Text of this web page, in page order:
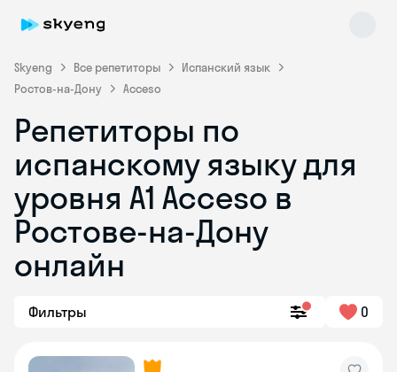
Skyeng Все репетиторы
Испанский язык
Ростов-на-Дону
Acceso
Репетиторы по
испанскому языку для
уровня A1 Acceso в
Ростове-на-Дону
онлайн
Фильтры 0
Skyeng Chat